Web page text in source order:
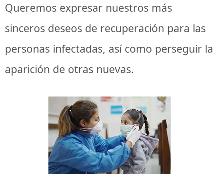
Queremos expresar nuestros más
sinceros deseos de recuperación para las
personas infectadas, así como perseguir la
aparición de otras nuevas.